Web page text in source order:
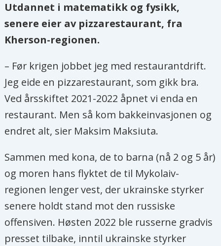
Utdannet i matematikk og fysikk,
senere eier av pizzarestaurant, fra
Kherson-regionen.
– Før krigen jobbet jeg med restaurantdrift.
Jeg eide en pizzarestaurant, som gikk bra.
Ved årsskiftet 2021-2022 åpnet vi enda en
restaurant. Men så kom bakkeinvasjonen og
endret alt, sier Maksim Maksiuta.
Sammen med kona, de to barna (nå 2 og 5 år)
og moren hans flyktet de til Mykolaiv-
regionen lenger vest, der ukrainske styrker
senere holdt stand mot den russiske
offensiven. Høsten 2022 ble russerne gradvis
presset tilbake, inntil ukrainske styrker